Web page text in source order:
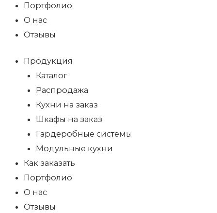
Портфолио
О нас
Отзывы
Продукция
Каталог
Распродажа
Кухни на заказ
Шкафы на заказ
Гардеробные системы
Модульные кухни
Как заказать
Портфолио
О нас
Отзывы